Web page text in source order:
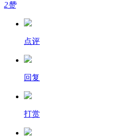
2赞
点评
回复
打赏